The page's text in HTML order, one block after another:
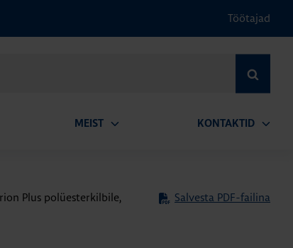
Töötajad
MEIST KONTAKTID
Plus polüesterkilbile,
Salvesta PDF-failina